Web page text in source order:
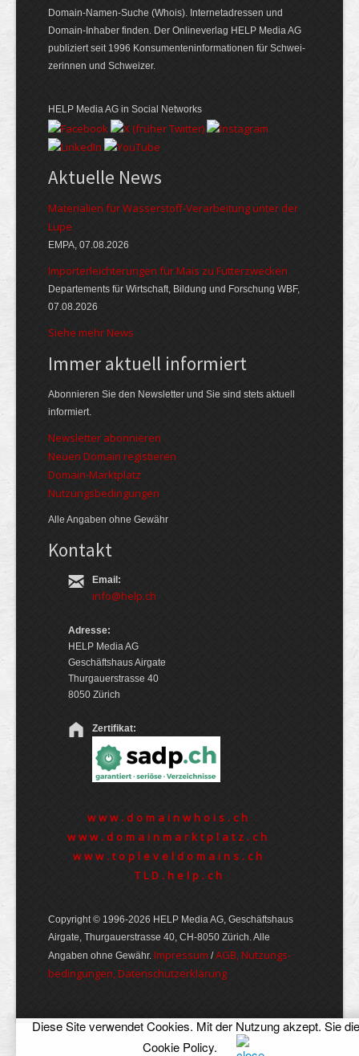
Domain-Namen-Suche (Whois). Internet­adressen und
Domain-Inhaber finden. Der Online­verlag HELP Media AG
publiziert seit 1996 Konsumenten­informationen für Schwei­
zerinnen und Schweizer.
HELP Media AG in Social Networks
Aktuelle News
Materialien für Wasserstoff-Verarbeitung unter der
Lupe
EMPA, 07.08.2026
Importerleichterungen für Mais zu Futterzwecken
Departements für Wirtschaft, Bildung und Forschung WBF,
07.08.2026
Siehe mehr News
Immer aktuell informiert
Abonnieren Sie den Newsletter und Sie sind stets aktuell
informiert.
Newsletter abonnieren
Neuen Domain registieren
Domain-Marktplatz
Nutzungsbedingungen
Alle Angaben ohne Gewähr
Kontakt
Email:
info@help.ch
Adresse:
HELP Media AG
Geschäftshaus Airgate
Thurgauerstrasse 40
8050 Zürich
Zertifikat:
www.domainwhois.ch
www.domainmarktplatz.ch
www.topleveldomains.ch
TLD.help.ch
Copyright © 1996-2026 HELP Media AG, Geschäftshaus
Airgate, Thurgauer­strasse 40, CH-8050 Zürich. Alle
Angaben ohne Gewähr. Im­pres­sum /AGB, Nut­zungs­
bedin­gungen, Daten­schutz­er­klärung
Diese Site verwendet Cookies. Mit der Nutzung akzept. Sie die
Cookie Policy.